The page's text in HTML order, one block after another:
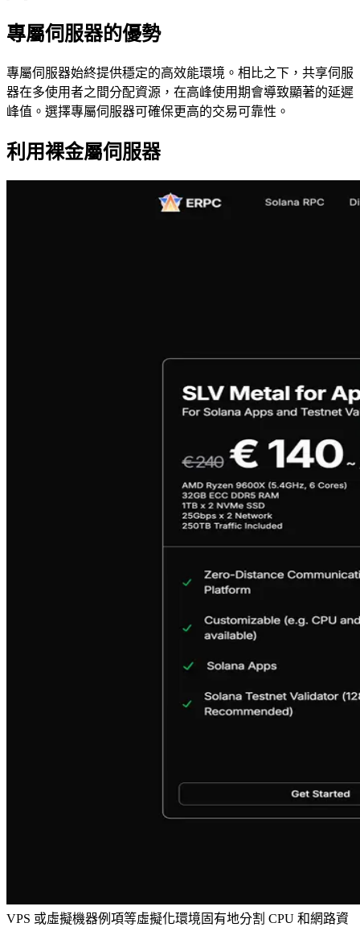
專屬伺服器的優勢
專屬伺服器始終提供穩定的高效能環境。相比之下，共享伺服
器在多使用者之間分配資源，在高峰使用期會導致顯著的延遲
峰值。選擇專屬伺服器可確保更高的交易可靠性。
利用裸金屬伺服器
VPS 或虛擬機器例項等虛擬化環境固有地分割 CPU 和網路資